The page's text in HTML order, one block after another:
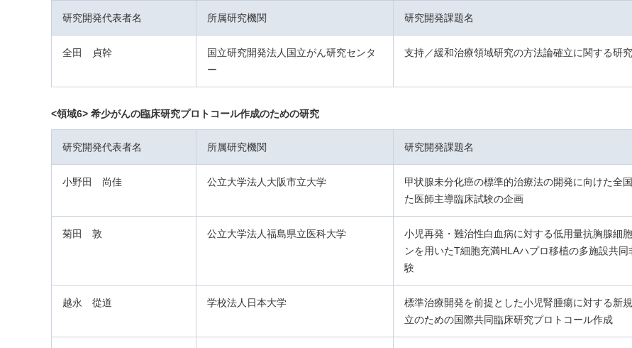
研究開発代表者名 所属研究機関 研究開発課題名
全田 貞幹
国立研究開発法人国立がん研究センタ
ー
支持／緩和治療領域研究の方法論確立に関する研究
<領域6> 希少がんの臨床研究プロトコール作成のための研究
研究開発代表者名 所属研究機関 研究開発課題名
小野田 尚佳 公立大学法人大阪市立大学
甲状腺未分化癌の標準的治療法の開発に向けた全
た医師主導臨床試験の企画
菊田 敦 公立大学法人福島県立医科大学
小児再発・難治性白血病に対する低用量抗胸腺細
ンを用いたT細胞充満HLAハプロ移植の多施設共
験
越永 從道 学校法人日本大学
標準治療開発を前提とした小児腎腫瘍に対する新
立のための国際共同臨床研究プロトコール作成